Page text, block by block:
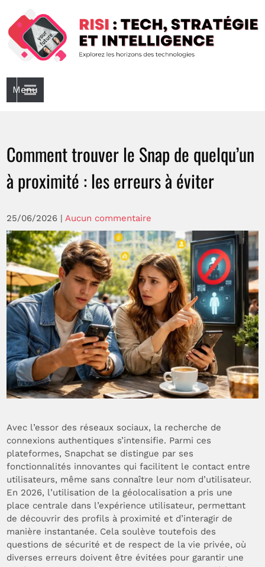
content
Risi : Tech, Stratégie Et Intelligence
Menu
Comment trouver le Snap de quelqu’un
à proximité : les erreurs à éviter
25/06/2026 |Aucun commentaire
Avec l’essor des réseaux sociaux, la recherche de
connexions authentiques s’intensifie. Parmi ces
plateformes, Snapchat se distingue par ses
fonctionnalités innovantes qui facilitent le contact entre
utilisateurs, même sans connaître leur nom d’utilisateur.
En 2026, l’utilisation de la géolocalisation a pris une
place centrale dans l’expérience utilisateur, permettant
de découvrir des profils à proximité et d’interagir de
manière instantanée. Cela soulève toutefois des
questions de sécurité et de respect de la vie privée, où
diverses erreurs doivent être évitées pour garantir une